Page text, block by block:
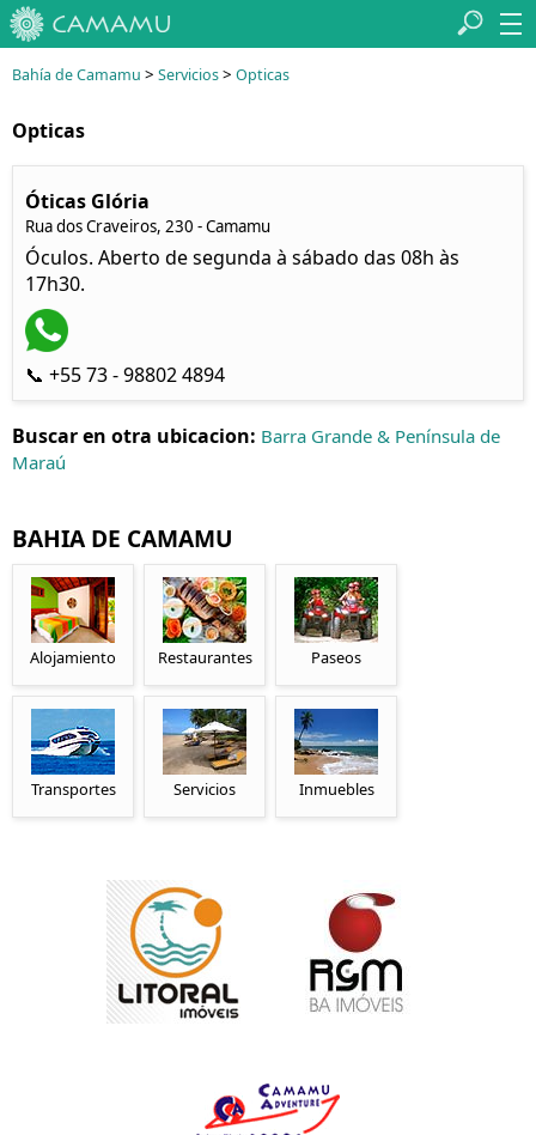
Bahía de Camamu > Servicios> Opticas
Opticas
Óticas Glória
Rua dos Craveiros, 230 - Camamu
Óculos. Aberto de segunda à sábado das 08h às
17h30.
📞 +55 73 - 98802 4894
Buscar en otra ubicacion: Barra Grande & Península de
Maraú
BAHIA DE CAMAMU
Alojamiento Restaurantes Paseos
Transportes Servicios Inmuebles